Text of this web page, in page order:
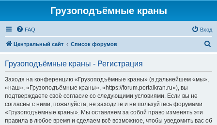
Грузоподъёмные краны
FAQ Вход
Центральный сайт Список форумов
Грузоподъёмные краны - Регистрация
Заходя на конференцию «Грузоподъёмные краны» (в дальнейшем «мы»,
«наш», «Грузоподъёмные краны», «https://forum.portalkran.ru»), вы
подтверждаете своё согласие со следующими условиями. Если вы не
согласны с ними, пожалуйста, не заходите и не пользуйтесь форумами
«Грузоподъёмные краны». Мы оставляем за собой право изменять эти
правила в любое время и сделаем всё возможное, чтобы уведомить вас об